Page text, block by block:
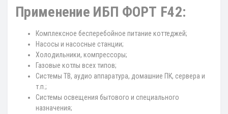
Применение ИБП ФОРТ F42:
Комплексное бесперебойное питание коттеджей;
Насосы и насосные станции;
Холодильники, компрессоры;
Газовые котлы всех типов;
Системы ТВ, аудио аппаратура, домашние ПК, сервера и
т.п.;
Системы освещения бытового и специального
назначения;